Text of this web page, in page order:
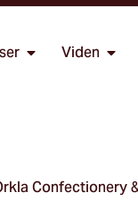
Viden
Confectionery